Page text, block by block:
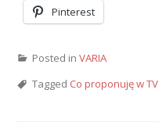
Pinterest
Posted in VARIA
Tagged Co proponuję w TV